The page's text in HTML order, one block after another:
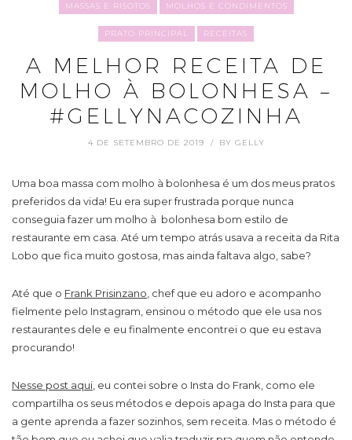
MASSAS E RISOTOS MOLHOS E CONDIMENTOS
PRATO PRINCIPAL RECEITAS
A MELHOR RECEITA DE
MOLHO À BOLONHESA –
#GELLYNACOZINHA
4 DE SETEMBRO DE 2019 BY GELLY
Uma boa massa com molho à bolonhesa é um dos meus pratos
preferidos da vida! Eu era super frustrada porque nunca
conseguia fazer um molho à bolonhesa bom estilo de
restaurante em casa. Até um tempo atrás usava a receita da Rita
Lobo que fica muito gostosa, mas ainda faltava algo, sabe?
Até que o Frank Prisinzano , chef que eu adoro e acompanho
fielmente pelo Instagram, ensinou o método que ele usa nos
restaurantes dele e eu finalmente encontrei o que eu estava
procurando!
Nesse post aqui , eu contei sobre o Insta do Frank, como ele
compartilha os seus métodos e depois apaga do Insta para que
a gente aprenda a fazer sozinhos, sem receita. Mas o método é